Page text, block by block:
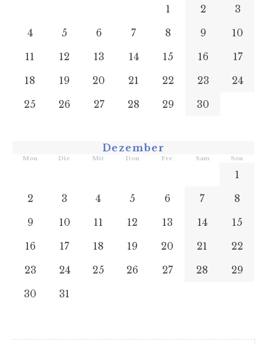
1 2
3
4
5 6 7 8 9
10
11
12 13 14 15 16
17
18
19 20 21 22 23
24
25
26 27 28 29 30
Dezember
Mon Die Mit Don Fre Sam Son
1
2
3 4 5 6 7
8
9
10 11 12 13 14
15
16
17 18 19 20 21
22
23
24 25 26 27 28
29
30
31